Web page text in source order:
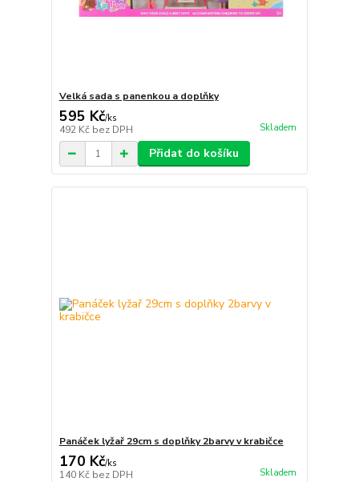
Velká sada s panenkou a doplňky
595 Kč/ks
492 Kč bez DPH Skladem
Přidat do košíku
Panáček lyžař 29cm s doplňky 2barvy v krabičce
170 Kč/ks
140 Kč bez DPH Skladem